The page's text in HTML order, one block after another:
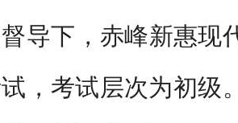
导下，赤峰新惠现
，考试层次为初级